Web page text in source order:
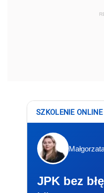
SZKOLENIE ONLINE
JPK bez